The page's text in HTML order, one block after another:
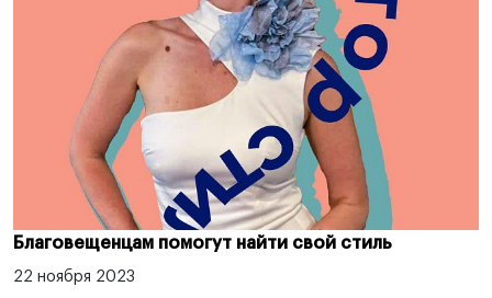
Благовещенцам помогут найти свой стиль
22 ноября 2023